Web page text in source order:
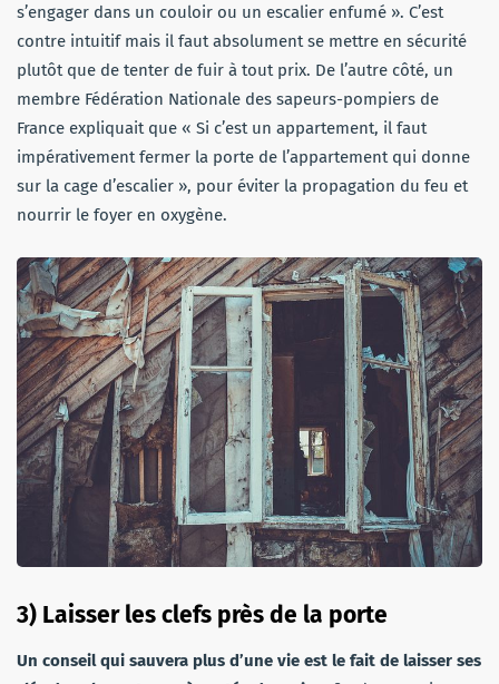
s’engager dans un couloir ou un escalier enfumé ». C’est
contre intuitif mais il faut absolument se mettre en sécurité
plutôt que de tenter de fuir à tout prix. De l’autre côté, un
membre Fédération Nationale des sapeurs-pompiers de
France expliquait que « Si c’est un appartement, il faut
impérativement fermer la porte de l’appartement qui donne
sur la cage d’escalier », pour éviter la propagation du feu et
nourrir le foyer en oxygène.
3) Laisser les clefs près de la porte
Un conseil qui sauvera plus d’une vie est le fait de laisser ses